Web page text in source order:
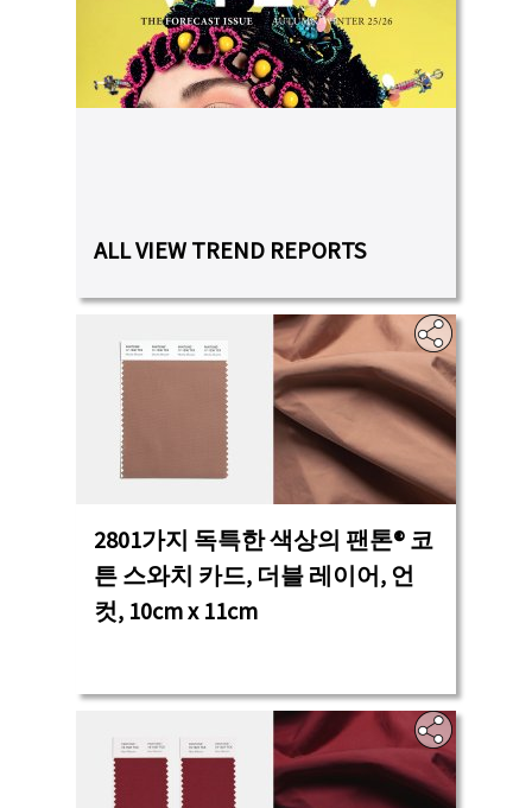
ALL VIEW TREND REPORTS
2801가지 독특한 색상의 팬톤® 코
튼 스와치 카드, 더블 레이어, 언
컷, 10cm x 11cm